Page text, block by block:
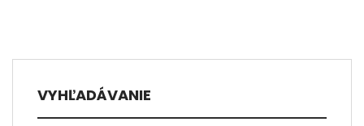
VYHĽADÁVANIE